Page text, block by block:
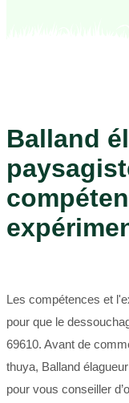
Balland
Les compétences et
pour que le
69610. Avant de
thuya, Balland
pour vous conseiller